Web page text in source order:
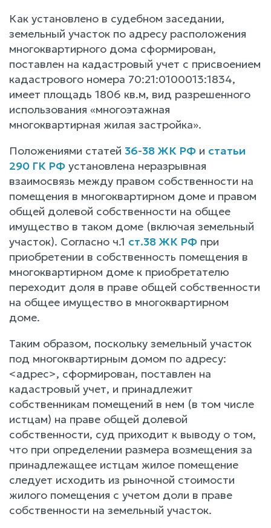
Как установлено в судебном заседании,
земельный участок по адресу расположения
многоквартирного дома сформирован,
поставлен на кадастровый учет с присвоением
кадастрового номера 70:21:0100013:1834,
имеет площадь 1806 кв.м, вид разрешенного
использования «многоэтажная
многоквартирная жилая застройка».
Положениями статей 36-38 ЖК РФ и статьи
290 ГК РФ установлена неразрывная
взаимосвязь между правом собственности на
помещения в многоквартирном доме и правом
общей долевой собственности на общее
имущество в таком доме (включая земельный
участок). Согласно ч.1 ст.38 ЖК РФ при
приобретении в собственность помещения в
многоквартирном доме к приобретателю
переходит доля в праве общей собственности
на общее имущество в многоквартирном
доме.
Таким образом, поскольку земельный участок
под многоквартирным домом по адресу:
<адрес>, сформирован, поставлен на
кадастровый учет, и принадлежит
собственникам помещений в нем (в том числе
истцам) на праве общей долевой
собственности, суд приходит к выводу о том,
что при определении размера возмещения за
принадлежащее истцам жилое помещение
следует исходить из рыночной стоимости
жилого помещения с учетом доли в праве
собственности на земельный участок.